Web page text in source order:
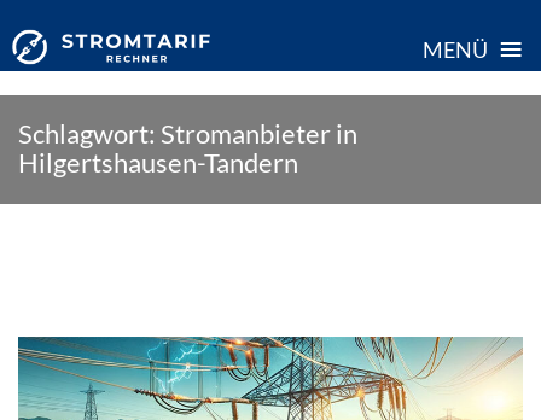
MENÜ ≡
content
Schlagwort: Stromanbieter in
Hilgertshausen-Tandern